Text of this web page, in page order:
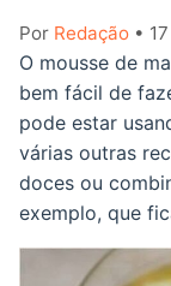
Por Redação •
O mousse de
bem fácil de
pode estar
várias outras
doces ou
exemplo, que